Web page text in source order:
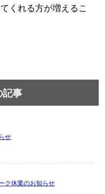
くれる方が増えるこ
記事
せ
ク休業のお知らせ